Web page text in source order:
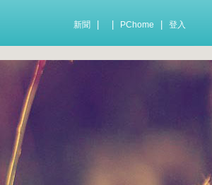
新聞 PChome 登入